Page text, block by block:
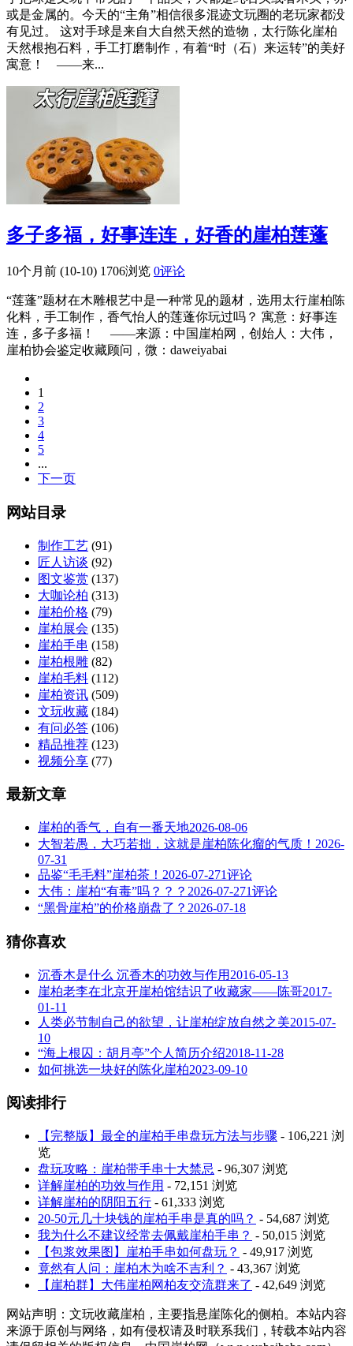
或是金属的。今天的“主角”相信很多混迹文玩圈的老玩家都没
有见过。 这对手球是来自大自然天然的造物，太行陈化崖柏
天然根抱石料，手工打磨制作，有着“时（石）来运转”的美好
寓意！ ——来...
多子多福，好事连连，好香的崖柏莲蓬
10个月前 (10-10) 1706浏览 0评论
“莲蓬”题材在木雕根艺中是一种常见的题材，选用太行崖柏陈
化料，手工制作，香气怡人的莲蓬你玩过吗？ 寓意：好事连
连，多子多福！ ——来源：中国崖柏网，创始人：大伟，
崖柏协会鉴定收藏顾问，微：daweiyabai
1
2
3
4
5
...
下一页
网站目录
制作工艺 (91)
匠人访谈 (92)
图文鉴赏 (137)
大咖论柏 (313)
崖柏价格 (79)
崖柏展会 (135)
崖柏手串 (158)
崖柏根雕 (82)
崖柏毛料 (112)
崖柏资讯 (509)
文玩收藏 (184)
有问必答 (106)
精品推荐 (123)
视频分享 (77)
最新文章
崖柏的香气，自有一番天地2026-08-06
大智若愚，大巧若拙，这就是崖柏陈化瘤的气质！ 2026-
07-31
品鉴“毛毛料”崖柏茶！ 2026-07-271评论
大伟：崖柏“有毒”吗？？？ 2026-07-271评论
“黑骨崖柏”的价格崩盘了？ 2026-07-18
猜你喜欢
沉香木是什么 沉香木的功效与作用 2016-05-13
崖柏老李在北京开崖柏馆结识了收藏家——陈哥2017-
01-11
人类必节制自己的欲望，让崖柏绽放自然之美2015-07-
10
“海上根囚：胡月亭”个人简历介绍2018-11-28
如何挑选一块好的陈化崖柏2023-09-10
阅读排行
【完整版】最全的崖柏手串盘玩方法与步骤 - 106,221 浏
览
盘玩攻略：崖柏带手串十大禁忌 - 96,307 浏览
详解崖柏的功效与作用 - 72,151 浏览
详解崖柏的阴阳五行 - 61,333 浏览
20-50元几十块钱的崖柏手串是真的吗？ - 54,687 浏览
我为什么不建议经常去佩戴崖柏手串？ - 50,015 浏览
【包浆效果图】崖柏手串如何盘玩？ - 49,917 浏览
竟然有人问：崖柏木为啥不吉利？ - 43,367 浏览
【崖柏群】大伟崖柏网柏友交流群来了 - 42,649 浏览
网站声明：文玩收藏崖柏，主要指悬崖陈化的侧柏。本站内容
来源于原创与网络，如有侵权请及时联系我们，转载本站内容